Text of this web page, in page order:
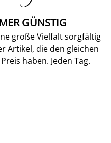
GÜNSTIG
große Vielfalt sorgfältig
Artikel, die den gleichen
haben. Jeden Tag.